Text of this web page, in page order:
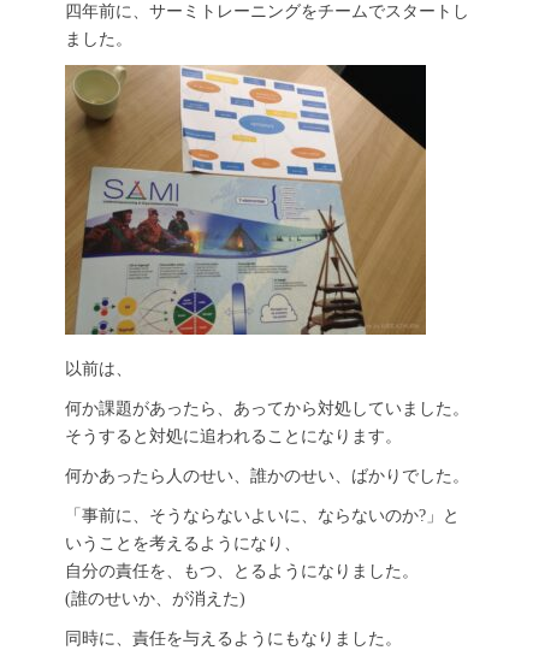
四年前に、サーミトレーニングをチームでスタートし
ました。
以前は、
何か課題があったら、あってから対処していました。
そうすると対処に追われることになります。
何かあったら人のせい、誰かのせい、ばかりでした。
「事前に、そうならないよいに、ならないのか?」と
いうことを考えるようになり、
自分の責任を、もつ、とるようになりました。
(誰のせいか、が消えた)
同時に、責任を与えるようにもなりました。